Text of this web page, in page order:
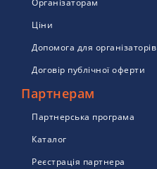
Організаторам
Ціни
Допомога для організаторів
Договір публічної оферти
Партнерам
Партнерська програма
Каталог
Реєстрація партнера